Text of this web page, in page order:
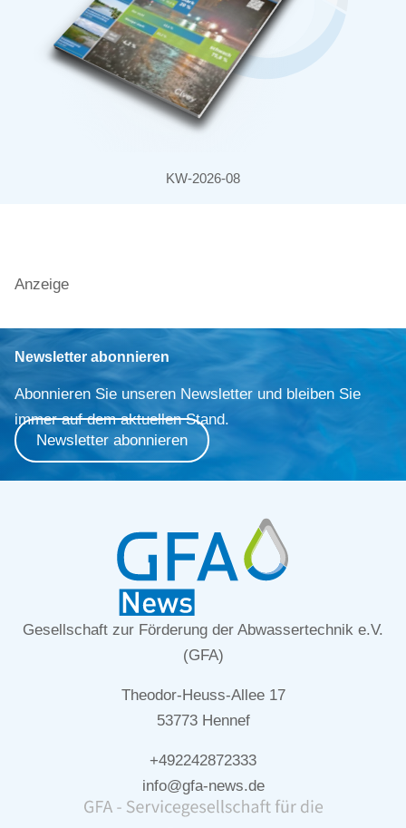
KW-2026-08
Anzeige
Newsletter abonnieren
Abonnieren Sie unseren Newsletter und bleiben Sie
immer auf dem aktuellen Stand.
Newsletter abonnieren
Gesellschaft zur Förderung der Abwassertechnik e.V.
(GFA)
Theodor-Heuss-Allee 17
53773 Hennef
+492242872333
info@gfa-news.de